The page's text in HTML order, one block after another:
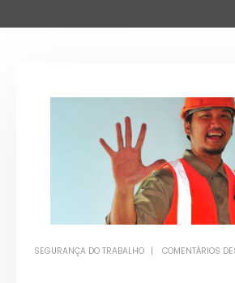
SEGURANÇA DO TRABALHO COMENTÁRIOS